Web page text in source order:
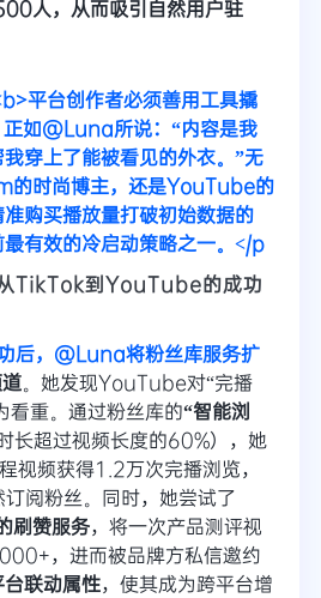
人，从而吸引自然用户驻
平台创作者必须善用工具撬
如@Luna所说：“内容是我
穿上了能被看见的外衣。”无
时尚博主，还是YouTube的
购买播放量打破初始数据的
有效的冷启动策略之一。</p
TikTok到YouTube的成功
后，@Luna将粉丝库服务扩
。她发现YouTube对“完播
看重。通过粉丝库的“智能浏
长超过视频长度的60%），她
视频获得1.2万次完播浏览，
阅粉丝。同时，她尝试了
刷赞服务，将一次产品测评视
，进而被品牌方私信邀约
台联动属性，使其成为跨平台增